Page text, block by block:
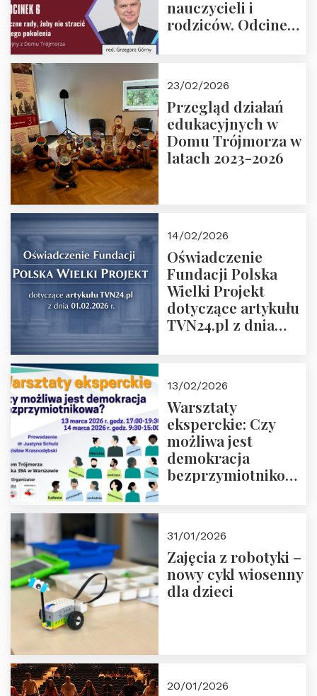
nauczycieli i
rodziców. Odcinek
Rozmawiają red.
Grzegorz Górny i
prof. Michał
Łuczewski
23/02/2026
Przegląd działań
edukacyjnych w
Domu Trójmorza w
latach 2023-2026
14/02/2026
Oświadczenie
Fundacji Polska
Wielki Projekt
dotyczące artykułu
TVN24.pl z dnia
13/02/2026
Warsztaty
eksperckie: Czy
możliwa jest
demokracja
bezprzymiotnikowa?
31/01/2026
Zajęcia z robotyki –
nowy cykl wiosenny
dla dzieci
20/01/2026